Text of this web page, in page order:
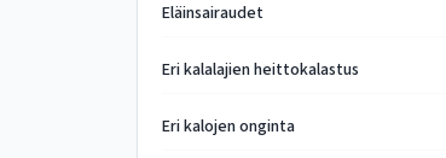
Eläinsairaudet
Eri kalalajien heittokalastus
Eri kalojen onginta